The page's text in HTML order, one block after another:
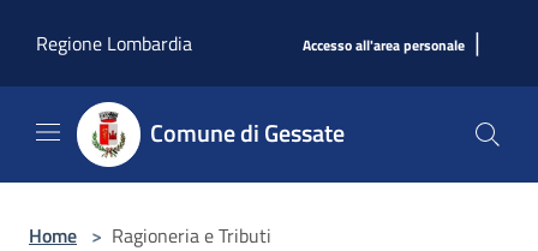
Regione Lombardia
Accesso all'area personale |
Comune di Gessate
Home > Ragioneria e Tributi